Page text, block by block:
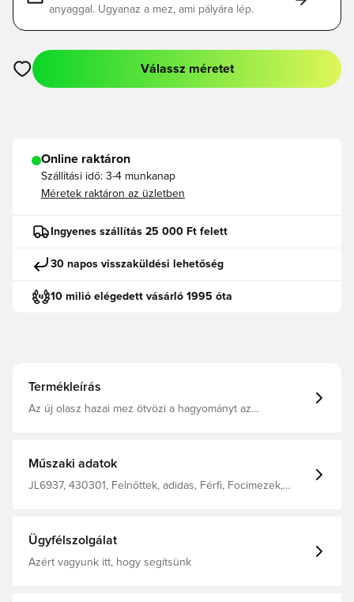
anyaggal. Ugyanaz a mez, ami pályára lép.
Megnyit egy modált a bejelentkezéshez vagy a tagként való
Válassz méretet
Online raktáron
Szállítási idő: 3-4 munkanap
Méretek raktáron az üzletben
Ingyenes szállítás 25 000 Ft felett
30 napos visszaküldési lehetőség
10 milió elégedett vásárló 1995 óta
Termékleírás
Az új olasz hazai mez ötvözi a hagyományt az
öröksége előtt, valamint az FIGC történelmének is
technológia Karcsúsított szabás 100% poliészterből
Műszaki adatok
JL6937, 430301, Felnőttek, adidas, Férfi, Focimezek,
Ügyfélszolgálat
Azért vagyunk itt, hogy segítsünk